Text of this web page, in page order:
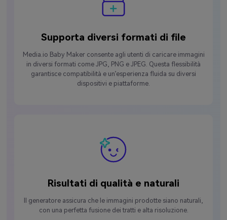
Supporta diversi formati di file
Media.io Baby Maker consente agli utenti di caricare immagini
in diversi formati come JPG, PNG e JPEG. Questa flessibilità
garantisce compatibilità e un’esperienza fluida su diversi
dispositivi e piattaforme.
Risultati di qualità e naturali
Il generatore assicura che le immagini prodotte siano naturali,
con una perfetta fusione dei tratti e alta risoluzione.